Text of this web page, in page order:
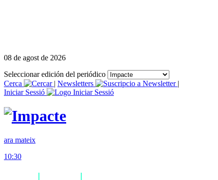
08 de agost de 2026
Seleccionar edición del periódico
Cerca
| Newsletters
|
Iniciar Sessió
ara mateix
10:30